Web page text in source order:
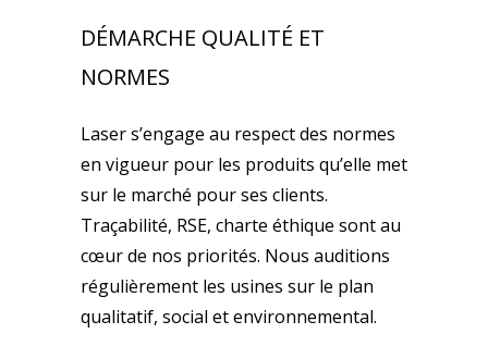
DÉMARCHE QUALITÉ ET
NORMES
Laser s’engage au respect des normes
en vigueur pour les produits qu’elle met
sur le marché pour ses clients.
Traçabilité, RSE, charte éthique sont au
cœur de nos priorités. Nous auditions
régulièrement les usines sur le plan
qualitatif, social et environnemental.